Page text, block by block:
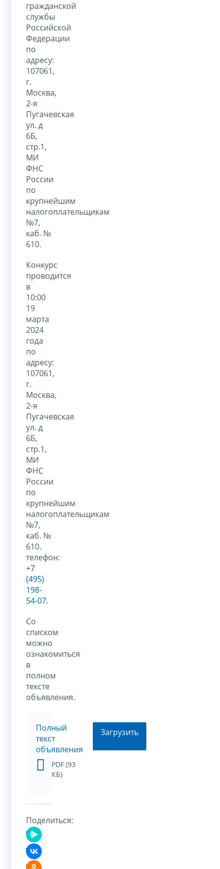
гражданской
службы
Российской
Федерации
по
адресу:
107061,
г.
Москва,
2-я
Пугачевская
ул. д
6Б,
стр.1,
МИ
ФНС
России
по
крупнейшим
налогоплательщикам
№7,
каб. №
610.
Конкурс
проводится
в
10:00
19
марта
2024
года
по
адресу:
107061,
г.
Москва,
2-я
Пугачевская
ул. д
6Б,
стр.1,
МИ
ФНС
России
по
крупнейшим
налогоплательщикам
№7,
каб. №
610.
телефон:
+7
(495)
198-
54-07.
Со
списком
можно
ознакомиться
в
полном
тексте
объявления.
Полный
текст
объявления
PDF (93
КБ)
Загрузить
Поделиться: